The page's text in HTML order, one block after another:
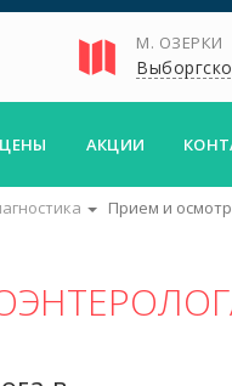
М. ОЗЕРКИ
ЦЕНЫ АКЦИИ
Прием и